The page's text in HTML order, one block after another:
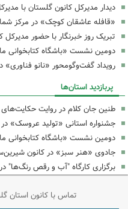
دیدار مدیرکل کانون گلستان با
«قافله عاشقان کوچک» در مرکز شماره ۲
تبریک روز خبرنگار با حضور مدیرکل
دومین نشست «باشگاه کتابخوانی
رویداد گفت‌وگومحور «نانو فناوری»
پربازدید استان‌ها
طنین جان کلام در روایت
جشنواره استانی «تولید عروسک»
دومین نشست «باشگاه کتابخوانی
جادوی «هنر سبز» در کانون
برگزاری کارگاه "آب و رقص رنگ‌ها" در مرکز
تماس با کانون استان